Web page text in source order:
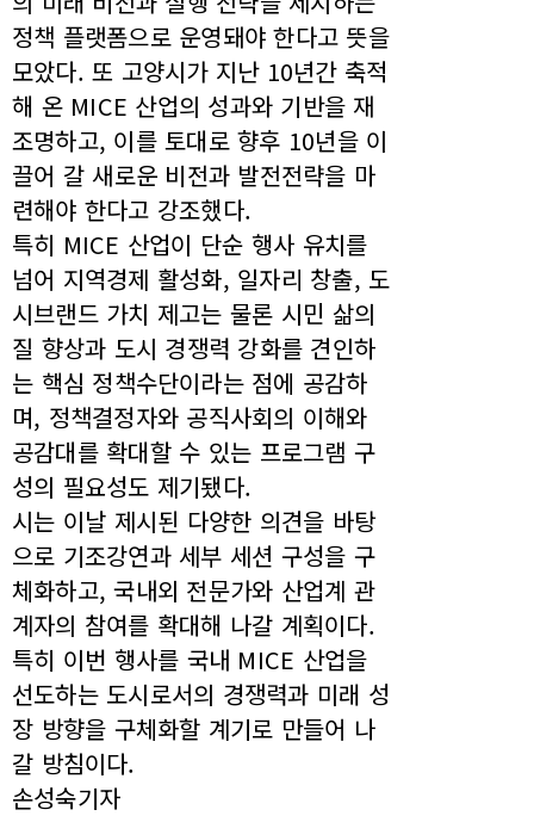
정책 플랫폼으로 운영돼야 한다고 뜻을
모았다. 또 고양시가 지난 10년간 축적
해 온 MICE 산업의 성과와 기반을 재
조명하고, 이를 토대로 향후 10년을 이
끌어 갈 새로운 비전과 발전전략을 마
련해야 한다고 강조했다.
특히 MICE 산업이 단순 행사 유치를
넘어 지역경제 활성화, 일자리 창출, 도
시브랜드 가치 제고는 물론 시민 삶의
질 향상과 도시 경쟁력 강화를 견인하
는 핵심 정책수단이라는 점에 공감하
며, 정책결정자와 공직사회의 이해와
공감대를 확대할 수 있는 프로그램 구
성의 필요성도 제기됐다.
시는 이날 제시된 다양한 의견을 바탕
으로 기조강연과 세부 세션 구성을 구
체화하고, 국내외 전문가와 산업계 관
계자의 참여를 확대해 나갈 계획이다.
특히 이번 행사를 국내 MICE 산업을
선도하는 도시로서의 경쟁력과 미래 성
장 방향을 구체화할 계기로 만들어 나
갈 방침이다.
손성숙기자